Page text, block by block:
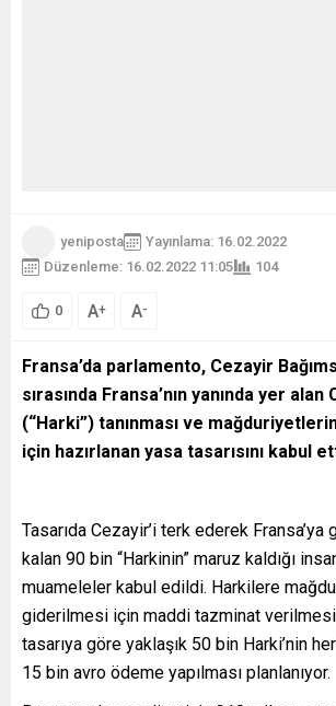
yeniposta
Yayınlama: 16.02.2022
Düzenleme: 16.02.2022 11:05
104
0 A+ A-
Fransa’da parlamento, Cezayir
sırasında Fransa’nın yanında yer
(“Harki”) tanınması ve
için hazırlanan yasa tasarısını kabul
Tasarıda Cezayir’i terk ederek
kalan 90 bin “Harkinin” maruz kaldığı
muameleler kabul edildi. Harkilere
giderilmesi için maddi tazminat
tasarıya göre yaklaşık 50 bin Harki’nin
15 bin avro ödeme yapılması planlanıyor.